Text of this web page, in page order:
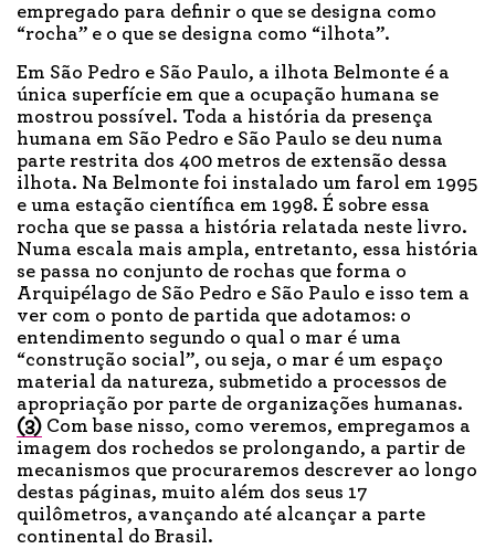
empregado para definir o que se designa como
“rocha” e o que se designa como “ilhota”.
Em São Pedro e São Paulo, a ilhota Belmonte é a
única superfície em que a ocupação humana se
mostrou possível. Toda a história da presença
humana em São Pedro e São Paulo se deu numa
parte restrita dos 400 metros de extensão dessa
ilhota. Na Belmonte foi instalado um farol em 1995
e uma estação científica em 1998. É sobre essa
rocha que se passa a história relatada neste livro.
Numa escala mais ampla, entretanto, essa história
se passa no conjunto de rochas que forma o
Arquipélago de São Pedro e São Paulo e isso tem a
ver com o ponto de partida que adotamos: o
entendimento segundo o qual o mar é uma
“construção social”, ou seja, o mar é um espaço
material da natureza, submetido a processos de
apropriação por parte de organizações humanas.
(3) Com base nisso, como veremos, empregamos a
imagem dos rochedos se prolongando, a partir de
mecanismos que procuraremos descrever ao longo
destas páginas, muito além dos seus 17
quilômetros, avançando até alcançar a parte
continental do Brasil.